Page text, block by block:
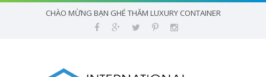
CHÀO MỪNG BẠN GHÉ THĂM LUXURY CONTAINER